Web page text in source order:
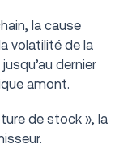
la cause
volatilité de la
dernier
amont.
de stock », la